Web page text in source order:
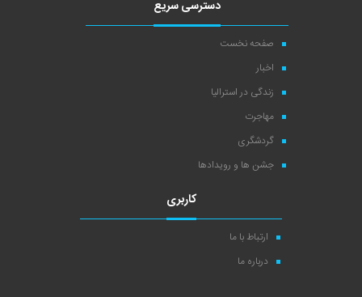
دسترسی سریع
صفحه نخست
اخبار
زندگی در استرالیا
مهاجرت
گردشگری
جشن ها و رویدادها
کاربری
ارتباط با ما
درباره ما